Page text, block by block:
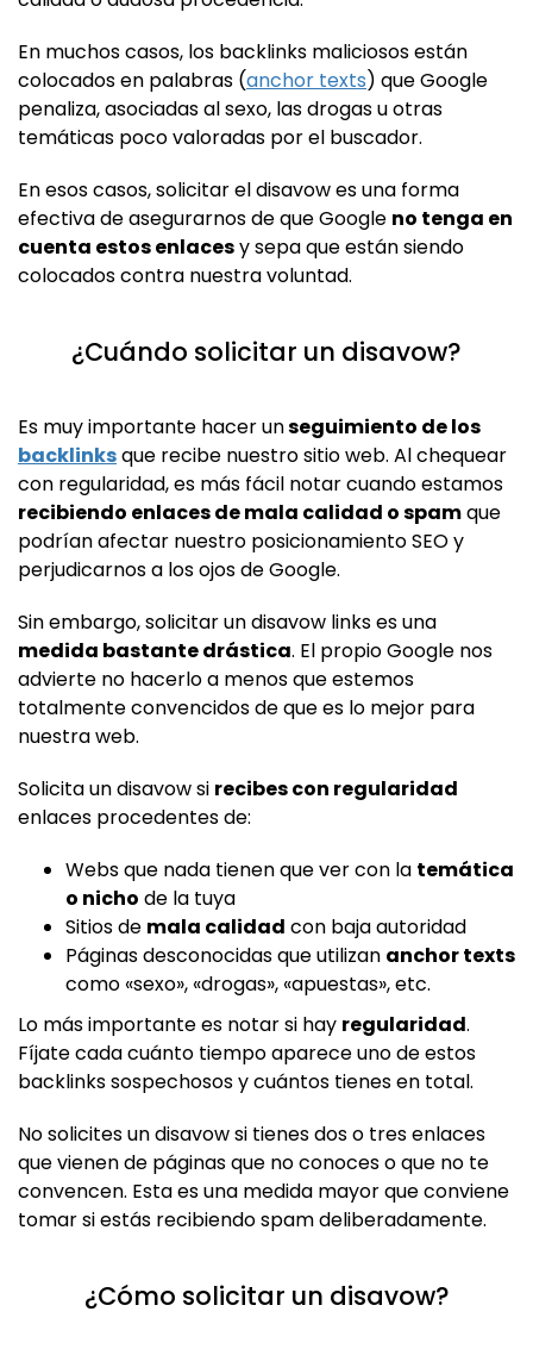
En muchos casos, los backlinks maliciosos están
colocados en palabras (anchor texts) que Google
penaliza, asociadas al sexo, las drogas u otras
temáticas poco valoradas por el buscador.
En esos casos, solicitar el disavow es una forma
efectiva de asegurarnos de que Google no tenga en
cuenta estos enlacesy sepa que están siendo
colocados contra nuestra voluntad.
¿Cuándo solicitar un disavow?
Es muy importante hacer unseguimiento de los
backlinksque recibe nuestro sitio web. Al chequear
con regularidad, es más fácil notar cuando estamos
recibiendo enlaces de mala calidad o spamque
podrían afectar nuestro posicionamiento SEO y
perjudicarnos a los ojos de Google.
Sin embargo, solicitar un disavow links es una
medida bastante drástica. El propio Google nos
advierte no hacerlo a menos que estemos
totalmente convencidos de que es lo mejor para
nuestra web.
Solicita un disavow si recibes con regularidad
enlaces procedentes de:
Webs que nada tienen que ver con la temática
o nicho de la tuya
Sitios de mala calidad con baja autoridad
Páginas desconocidas que utilizan anchor texts
como «sexo», «drogas», «apuestas», etc.
Lo más importante es notar si hay regularidad.
Fíjate cada cuánto tiempo aparece uno de estos
backlinks sospechosos y cuántos tienes en total.
No solicites un disavow si tienes dos o tres enlaces
que vienen de páginas que no conoces o que no te
convencen. Esta es una medida mayor que conviene
tomar si estás recibiendo spam deliberadamente.
¿Cómo solicitar un disavow?